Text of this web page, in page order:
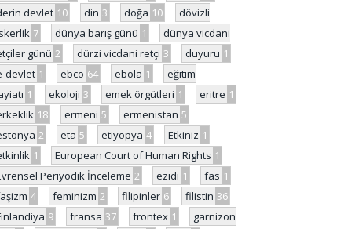
devlet 10 din 3 doğa 10
dövizli
7 dünya barış günü 1
dünya vicdani
günü 2 dürzi vicdani retçi 3 duyuru 1
devlet 1 ebco 64 ebola 1
eğitim
1 ekoloji 3 emek örgütleri 1 eritre 1
18 ermeni 5 ermenistan 5
2 eta 5 etiyopya 4 Etkiniz 1
1 European Court of Human Rights 1
Periyodik İnceleme 2 ezidi 1 fas 1
4 feminizm 2 filipinler 6 filistin 36
9 fransa 37 frontex 1
garnizon